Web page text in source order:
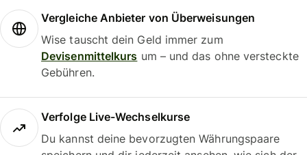
Vergleiche Anbieter von Überweisungen
Wise tauscht dein Geld immer zum
Devisenmittelkurs um – und das ohne versteckte
Gebühren.
Verfolge Live-Wechselkurse
Du kannst deine bevorzugten Währungspaare